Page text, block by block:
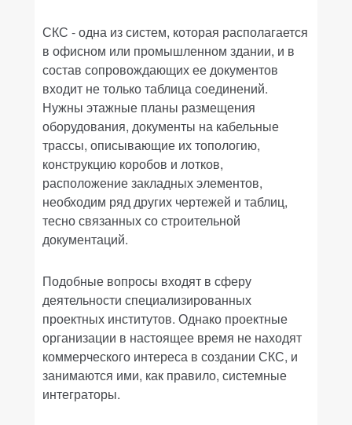
СКС - одна из систем, которая располагается
в офисном или промышленном здании, и в
состав сопровождающих ее документов
входит не только таблица соединений.
Нужны этажные планы размещения
оборудования, документы на кабельные
трассы, описывающие их топологию,
конструкцию коробов и лотков,
расположение закладных элементов,
необходим ряд других чертежей и таблиц,
тесно связанных со строительной
документаций.
Подобные вопросы входят в сферу
деятельности специализированных
проектных институтов. Однако проектные
организации в настоящее время не находят
коммерческого интереса в создании СКС, и
занимаются ими, как правило, системные
интеграторы.